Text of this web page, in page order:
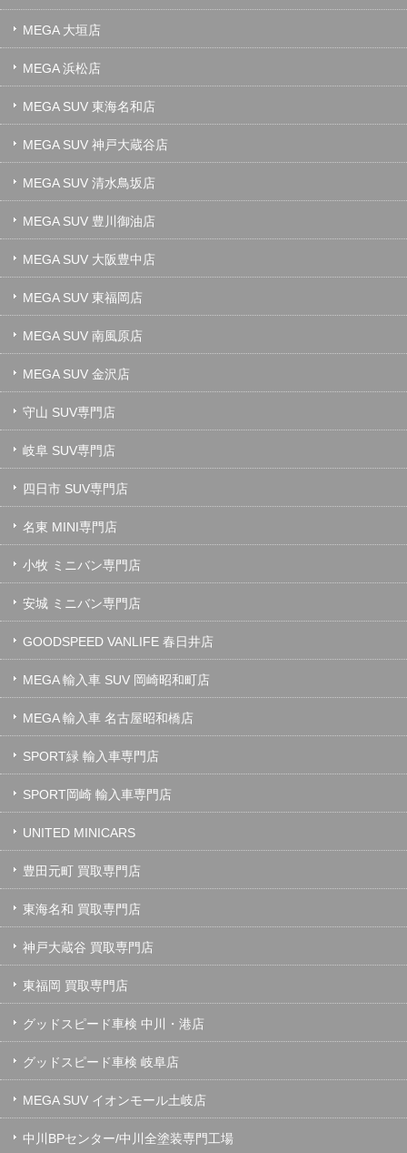
MEGA 大垣店
MEGA 浜松店
MEGA SUV 東海名和店
MEGA SUV 神戸大蔵谷店
MEGA SUV 清水鳥坂店
MEGA SUV 豊川御油店
MEGA SUV 大阪豊中店
MEGA SUV 東福岡店
MEGA SUV 南風原店
MEGA SUV 金沢店
守山 SUV専門店
岐阜 SUV専門店
四日市 SUV専門店
名東 MINI専門店
小牧 ミニバン専門店
安城 ミニバン専門店
GOODSPEED VANLIFE 春日井店
MEGA 輸入車 SUV 岡崎昭和町店
MEGA 輸入車 名古屋昭和橋店
SPORT緑 輸入車専門店
SPORT岡崎 輸入車専門店
UNITED MINICARS
豊田元町 買取専門店
東海名和 買取専門店
神戸大蔵谷 買取専門店
東福岡 買取専門店
グッドスピード車検 中川・港店
グッドスピード車検 岐阜店
MEGA SUV イオンモール土岐店
中川BPセンター/中川全塗装専門工場